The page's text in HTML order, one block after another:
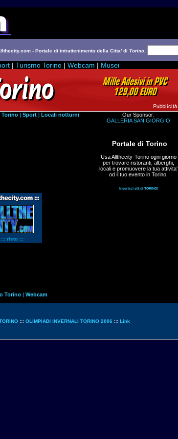
- Portale di intrattenimento della Citta' di Torino
| Turismo Torino | Webcam | Musei
Torino | Sport | Locali notturni
Our Sponsor:
GALLERIA SAN GIORGIO
Portale di Torino
Usa Allthecity-Torino ogni giorno
per trovare ristoranti, alberghi,
locali e promuovere la tua attivita'
od il tuo evento in Torino!
Inserisci siti di TORINO!
::: risto :::
Torino | Webcam
::: OLIMPIADI INVERNALI TORINO 2006 ::: Link